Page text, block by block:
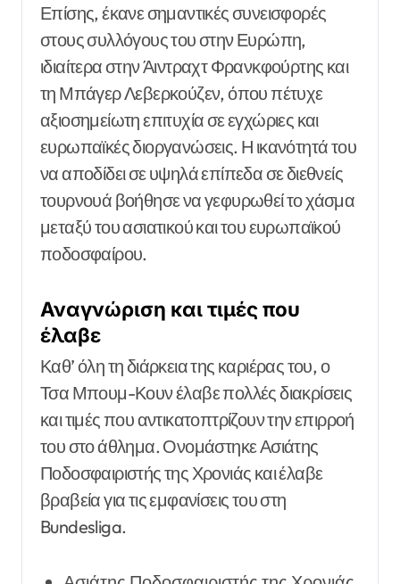
Επίσης, έκανε σημαντικές συνεισφορές
στους συλλόγους του στην Ευρώπη,
ιδιαίτερα στην Άιντραχτ Φρανκφούρτης και
τη Μπάγερ Λεβερκούζεν, όπου πέτυχε
αξιοσημείωτη επιτυχία σε εγχώριες και
ευρωπαϊκές διοργανώσεις. Η ικανότητά του
να αποδίδει σε υψηλά επίπεδα σε διεθνείς
τουρνουά βοήθησε να γεφυρωθεί το χάσμα
μεταξύ του ασιατικού και του ευρωπαϊκού
ποδοσφαίρου.
Αναγνώριση και τιμές που
έλαβε
Καθ’ όλη τη διάρκεια της καριέρας του, ο
Τσα Μπουμ-Κουν έλαβε πολλές διακρίσεις
και τιμές που αντικατοπτρίζουν την επιρροή
του στο άθλημα. Ονομάστηκε Ασιάτης
Ποδοσφαιριστής της Χρονιάς και έλαβε
βραβεία για τις εμφανίσεις του στη
Bundesliga.